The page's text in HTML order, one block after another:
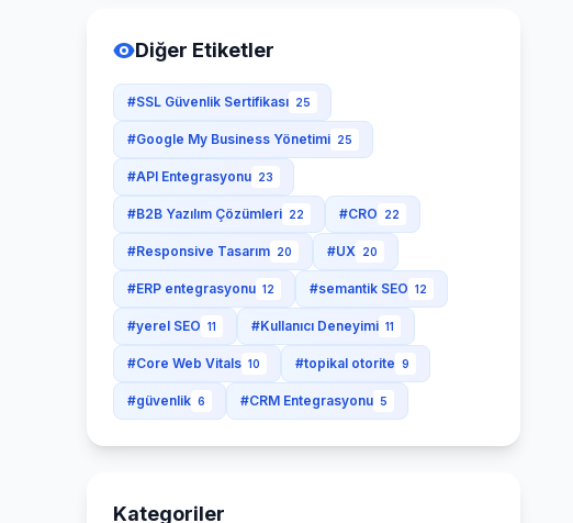
Diğer Etiketler
#SSL Güvenlik Sertifikası 25
#Google My Business Yönetimi 25
#API Entegrasyonu 23
#B2B Yazılım Çözümleri 22 #CRO 22
#Responsive Tasarım 20 #UX 20
#ERP entegrasyonu 12 #semantik SEO 12
#yerel SEO 11 #Kullanıcı Deneyimi 11
#Core Web Vitals 10 #topikal otorite 9
#güvenlik 6 #CRM Entegrasyonu 5
Kategoriler